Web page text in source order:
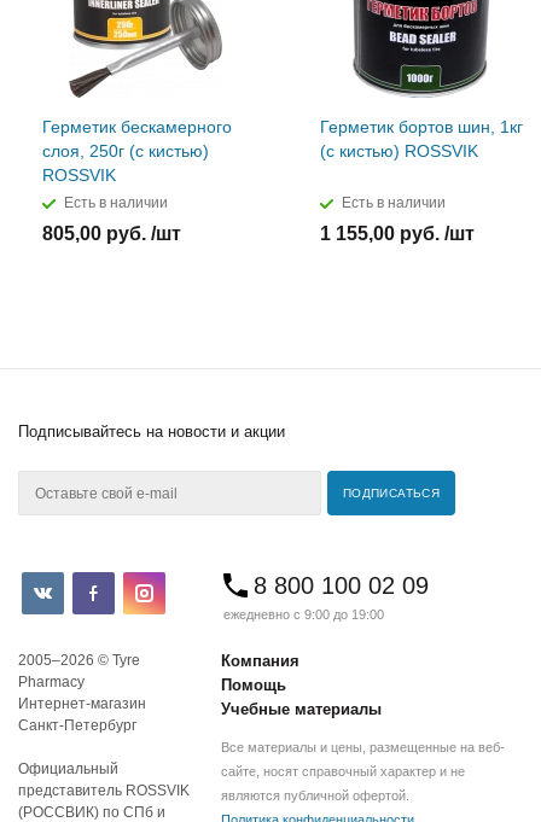
Герметик бескамерного
слоя, 250г (с кистью)
ROSSVIK
Есть в наличии
805,00 руб. /шт
Герметик бортов шин, 1кг
(с кистью) ROSSVIK
Есть в наличии
1 155,00 руб. /шт
Подписывайтесь на новости и акции
8 800 100 02 09
ежедневно с 9:00 до 19:00
2005–2026 © Tyre
Pharmacy
Интернет-магазин
Санкт-Петербург
Официальный
представитель ROSSVIK
(РОССВИК) по СПб и
Компания
Помощь
Учебные материалы
Все материалы и цены, размещенные на веб-
сайте, носят справочный характер и не
являются публичной офертой.